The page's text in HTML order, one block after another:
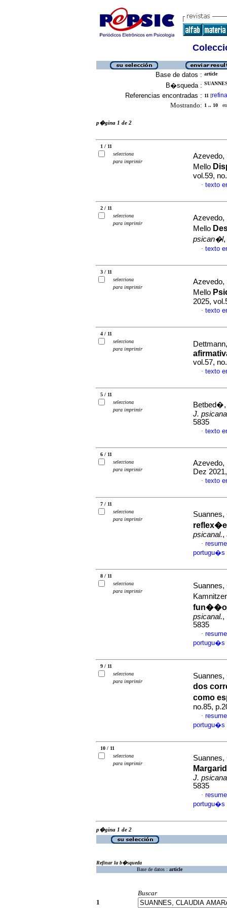
Base de datos : article
B�squeda :
Referencias encontradas : 11 [
Mostrando: 1 .. 10 en
p�gina 1 de 2
1 / 11
selecciona
para imprimir
Azevedo,
Mello
vol.59,
· texto
2 / 11
selecciona
para imprimir
Azevedo,
Mello
psican�l,
· texto
3 / 11
selecciona
para imprimir
Azevedo,
Mello
2025,
· texto
4 / 11
selecciona
para imprimir
vol.57,
· texto
5 / 11
selecciona
para imprimir
Betbed�,
J.
5835
· texto
6 / 11
selecciona
para imprimir
Azevedo,
Dez
· texto
7 / 11
selecciona
para imprimir
psicanal.,
·
portugu�s
8 / 11
selecciona
para imprimir
fun��o
psicanal.,
5835
·
portugu�s
9 / 11
selecciona
para imprimir
dos
como
no.85,
·
portugu�s
10 / 11
selecciona
para imprimir
J.
5835
·
portugu�s
p�gina 1 de 2
Refinar la b�squeda
Base de datos : article
Buscar
1